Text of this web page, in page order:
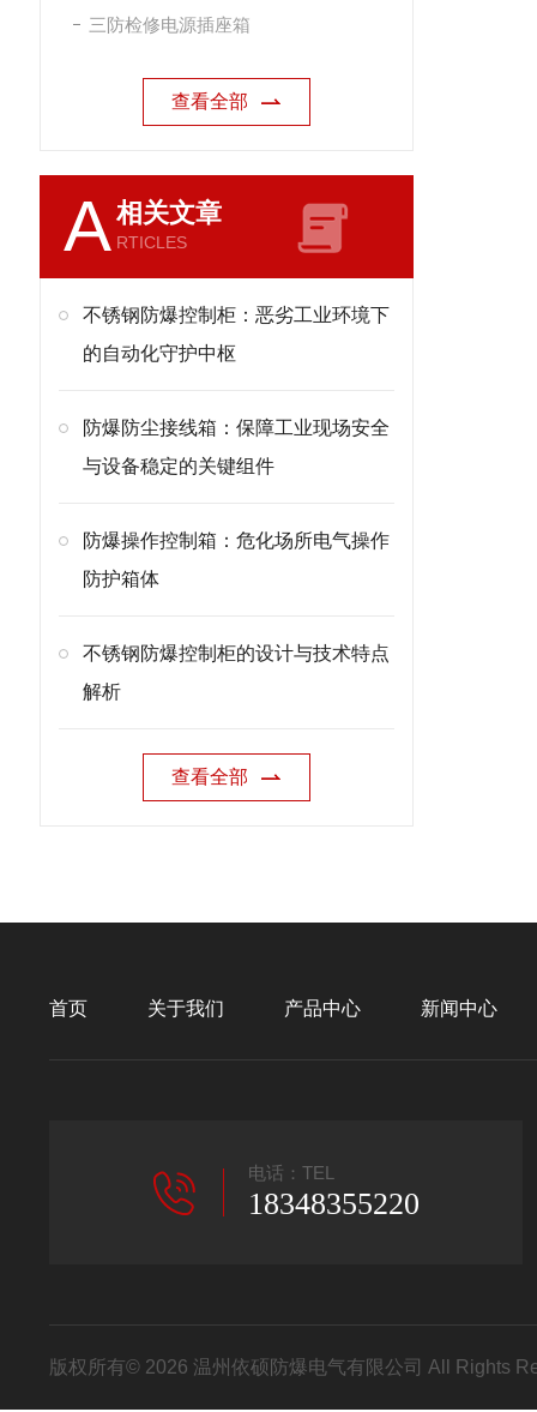
三防检修电源插座箱
查看全部
A相关文章
RTICLES
不锈钢防爆控制柜：恶劣工业环境下
的自动化守护中枢
防爆防尘接线箱：保障工业现场安全
与设备稳定的关键组件
防爆操作控制箱：危化场所电气操作
防护箱体
不锈钢防爆控制柜的设计与技术特点
解析
查看全部
首页 关于我们 产品中心 新闻中心
电话：TEL
18348355220
版权所有© 2026 温州依硕防爆电气有限公司 All Rights